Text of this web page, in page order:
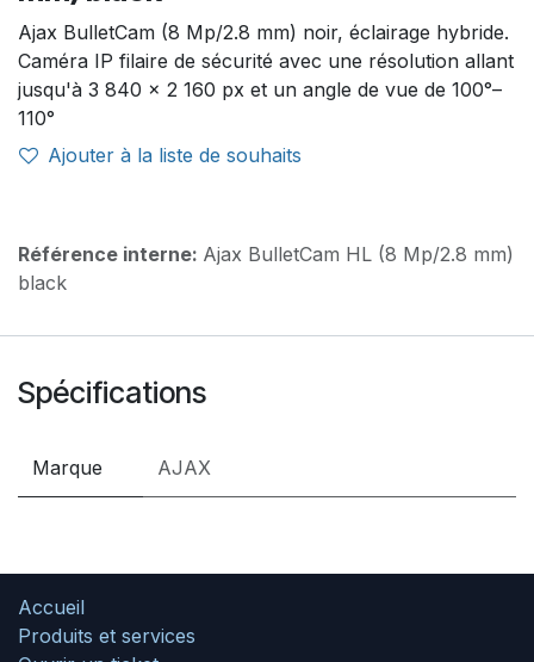
Ajax BulletCam (8 Mp/2.8 mm) noir, éclairage hybride.
Caméra IP filaire de sécurité avec une résolution allant
jusqu'à 3 840 × 2 160 px et un angle de vue de 100°–
110°
Ajouter à la liste de souhaits
Référence interne: Ajax BulletCam HL (8 Mp/2.8 mm)
black
Spécifications
Marque AJAX
Accueil
Produits et services